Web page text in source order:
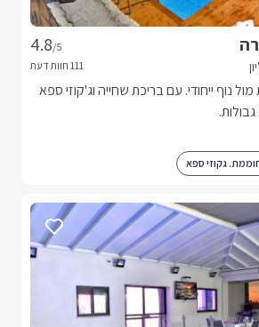
4.8/5
נוף ייחודי. עם בריכת שחייה וג'קוזי ספא
גקוזי ספא